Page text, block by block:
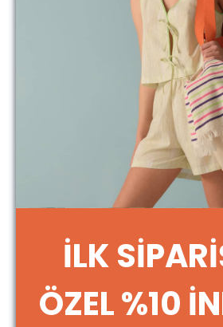
** İade ve değişim işlemlerinde kargo
tarafından karşılanmaktadır.
Boy 1.75 / Gögüs 81cm /
Yıkama talimatına uyulması halinde
Aldığınız ürünü kullanmadan önce mutlaka
üretim esnasında birçok makine ve elden
Ters çevirerek yıkayın.
Benzer renkte ürünlerle yıkayın.
Kuru temizleme yapılmaz.
Dünyamızı korumak ve gelecek nesillere
için üretim esnasında upcycle (ileri dönüşüm)
verdiğimizi bilmenizi isteriz
İLK
ÖZEL %10